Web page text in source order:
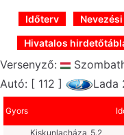
Időterv
Hivatalos
Versenyző:
Autó: [ 112 ]
Lada
Gyors
Kiskunlacháza 5.2